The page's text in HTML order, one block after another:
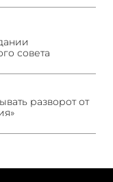
совета
разворот от